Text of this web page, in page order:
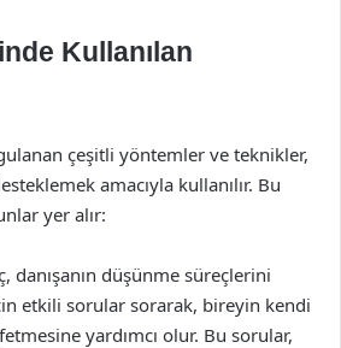
Kullanılan
çeşitli yöntemler ve teknikler,
amacıyla kullanılır. Bu
yer alır:
danışanın düşünme süreçlerini
etkili sorular sorarak, bireyin kendi
yardımcı olur. Bu sorular,